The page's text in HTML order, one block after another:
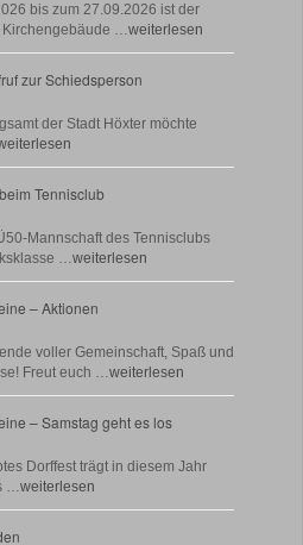
bis zum 27.09.2026 ist der
Kirchengebäude …weiterlesen
zur Schiedsperson
der Stadt Höxter möchte
Tennisclub
Mannschaft des Tennisclubs
…weiterlesen
– Aktionen
voller Gemeinschaft, Spaß und
Freut euch …weiterlesen
– Samstag geht es los
Dorffest trägt in diesem Jahr
…weiterlesen